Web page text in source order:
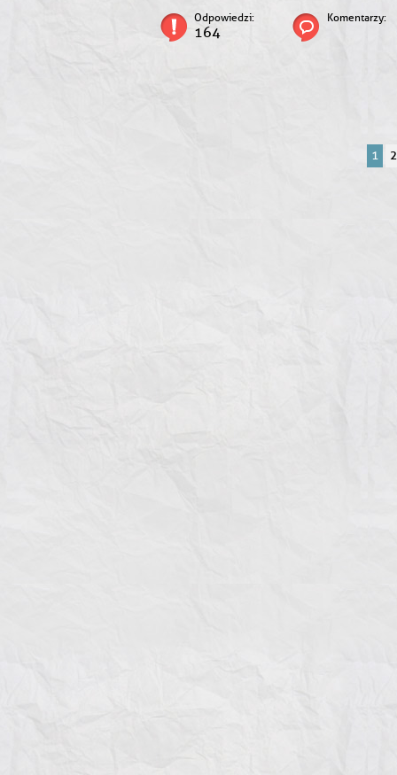
Odpowiedzi:
164
Komentarzy:
1 2